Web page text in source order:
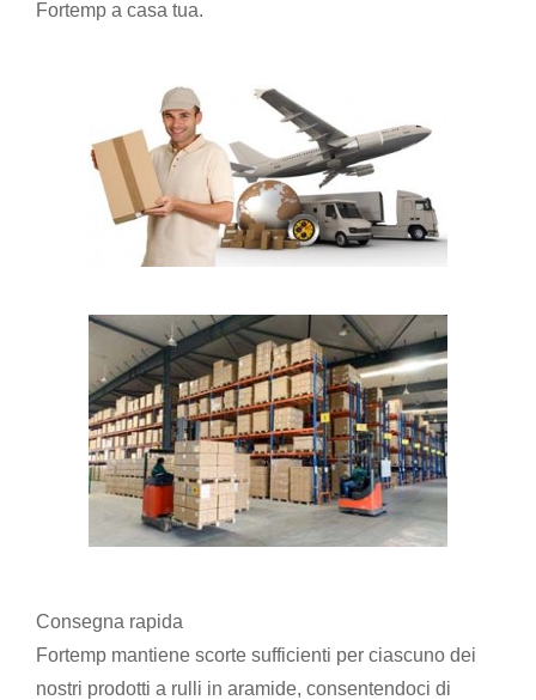
Fortemp a casa tua.
Consegna rapida
Fortemp mantiene scorte sufficienti per ciascuno dei
nostri prodotti a rulli in aramide, consentendoci di